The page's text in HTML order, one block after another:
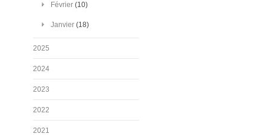
Février (10)
Janvier (18)
2025
2024
2023
2022
2021